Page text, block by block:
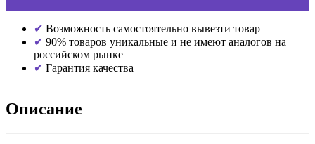
Возможность самостоятельно вывезти товар
90% товаров уникальные и не имеют аналогов на
российском рынке
Гарантия качества
Описание